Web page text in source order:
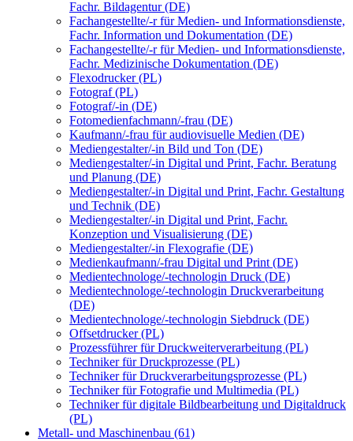
Fachr. Bildagentur (DE)
Fachangestellte/-r für Medien- und Informationsdienste,
Fachr. Information und Dokumentation (DE)
Fachangestellte/-r für Medien- und Informationsdienste,
Fachr. Medizinische Dokumentation (DE)
Flexodrucker (PL)
Fotograf (PL)
Fotograf/-in (DE)
Fotomedienfachmann/-frau (DE)
Kaufmann/-frau für audiovisuelle Medien (DE)
Mediengestalter/-in Bild und Ton (DE)
Mediengestalter/-in Digital und Print, Fachr. Beratung
und Planung (DE)
Mediengestalter/-in Digital und Print, Fachr. Gestaltung
und Technik (DE)
Mediengestalter/-in Digital und Print, Fachr.
Konzeption und Visualisierung (DE)
Mediengestalter/-in Flexografie (DE)
Medienkaufmann/-frau Digital und Print (DE)
Medientechnologe/-technologin Druck (DE)
Medientechnologe/-technologin Druckverarbeitung
(DE)
Medientechnologe/-technologin Siebdruck (DE)
Offsetdrucker (PL)
Prozessführer für Druckweiterverarbeitung (PL)
Techniker für Druckprozesse (PL)
Techniker für Druckverarbeitungsprozesse (PL)
Techniker für Fotografie und Multimedia (PL)
Techniker für digitale Bildbearbeitung und Digitaldruck
(PL)
Metall- und Maschinenbau (61)